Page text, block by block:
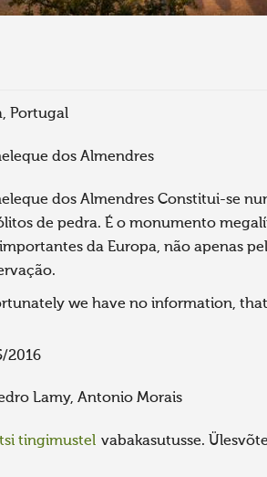
Portugal
dos Almendres
dos Almendres Constitui-se
de pedra. É o monumento
da Europa, não apenas
we have no information,
2016
Lamy, Antonio Morais
tingimustel vabakasutusse.